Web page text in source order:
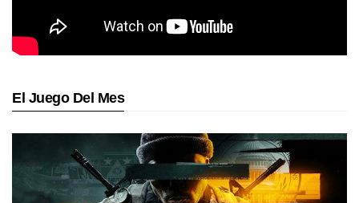
El Juego Del Mes